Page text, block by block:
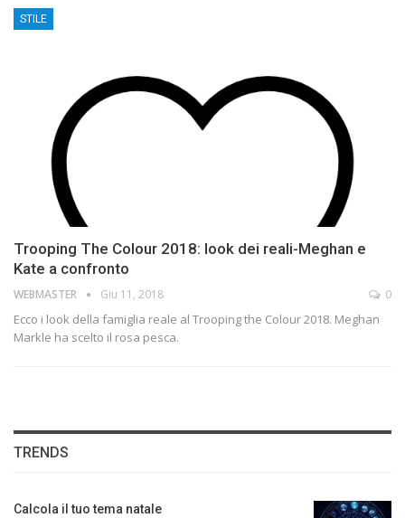
STILE
Trooping The Colour 2018: look dei reali-Meghan e
Kate a confronto
WEBMASTER Giu 11, 2018 0
Ecco i look della famiglia reale al Trooping the Colour 2018. Meghan
Markle ha scelto il rosa pesca.
TRENDS
Calcola il tuo tema natale